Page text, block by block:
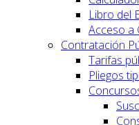
Libro del
Acceso a
Contratación
Tarifas
Pliegos